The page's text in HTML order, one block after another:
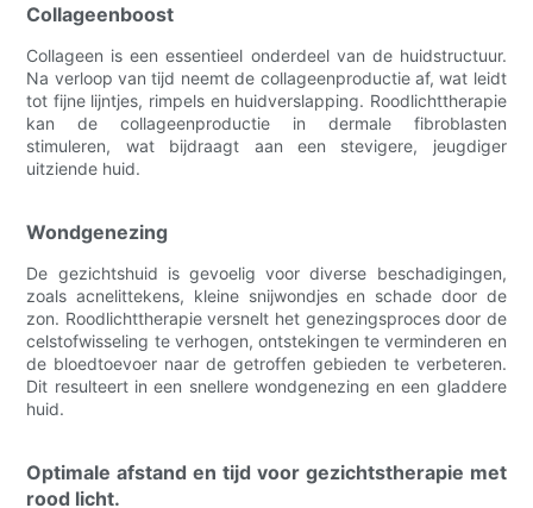
Collageenboost
Collageen is een essentieel onderdeel van de huidstructuur.
Na verloop van tijd neemt de collageenproductie af, wat leidt
tot fijne lijntjes, rimpels en huidverslapping. Roodlichttherapie
kan de collageenproductie in dermale fibroblasten
stimuleren, wat bijdraagt ​​aan een stevigere, jeugdiger
uitziende huid.
Wondgenezing
De gezichtshuid is gevoelig voor diverse beschadigingen,
zoals acnelittekens, kleine snijwondjes en schade door de
zon. Roodlichttherapie versnelt het genezingsproces door de
celstofwisseling te verhogen, ontstekingen te verminderen en
de bloedtoevoer naar de getroffen gebieden te verbeteren.
Dit resulteert in een snellere wondgenezing en een gladdere
huid.
Optimale afstand en tijd voor gezichtstherapie met
rood licht.